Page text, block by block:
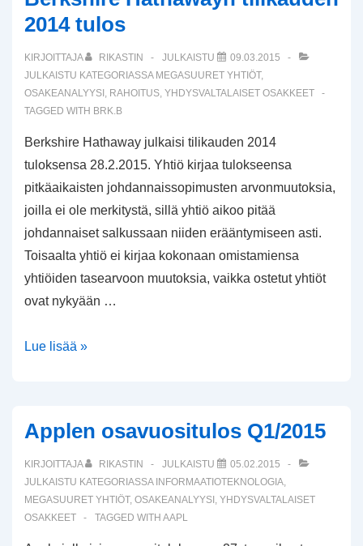
2014 tulos
KIRJOITTAJA RIKASTIN JULKAISTU
09.03.2015
JULKAISTU KATEGORIASSA MEGASUURET YHTIÖT,
OSAKEANALYYSI , RAHOITUS, YHDYSVALTALAISET OSAKKEET
TAGGED WITH BRK.B
Berkshire Hathaway julkaisi tilikauden 2014
tuloksensa 28.2.2015. Yhtiö kirjaa tulokseensa
pitkäaikaisten johdannaissopimusten arvonmuutoksia,
joilla ei ole merkitystä, sillä yhtiö aikoo pitää
johdannaiset salkussaan niiden erääntymiseen asti.
Toisaalta yhtiö ei kirjaa kokonaan omistamiensa
yhtiöiden tasearvoon muutoksia, vaikka ostetut yhtiöt
ovat nykyään …
Berkshire
tulos
Lue lisää »
Applen osavuositulos Q1/2015
KIRJOITTAJA RIKASTIN JULKAISTU
05.02.2015
JULKAISTU KATEGORIASSA INFORMAATIOTEKNOLOGIA,
MEGASUURET YHTIÖT, OSAKEANALYYSI , YHDYSVALTALAISET
OSAKKEET
TAGGED WITH AAPL